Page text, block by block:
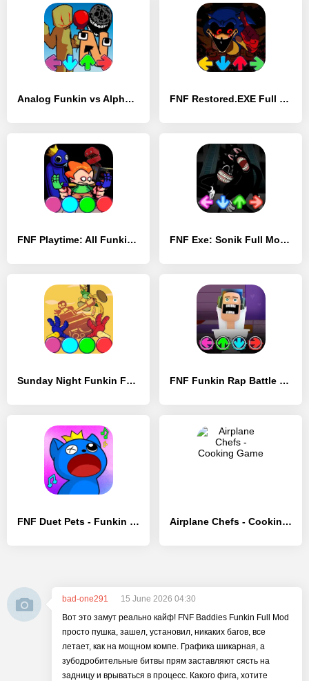
Analog Funkin vs Alphabet FNF - [MOD Бесконечные монеты] FNF Restored.EXE Full Mod 4.0 - [MOD Бесконечные монеты]
FNF Playtime: All Funkin Mod - [MOD Бесконечные деньги] FNF Exe: Sonik Full Mod - [MOD Много денег]
Sunday Night Funkin FNF Mod - [MOD Бесконечные монеты] FNF Funkin Rap Battle Full Mod - [MOD Бесконечные монеты]
FNF Duet Pets - Funkin Music - [MOD Бесконечные монеты] Airplane Chefs - Cooking Game
bad-one291
15 June 2026 04:30
Вот это замут реально кайф! FNF Baddies Funkin Full Mod
просто пушка, зашел, установил, никаких багов, все
летает, как на мощном компе. Графика шикарная, а
зубодробительные битвы прям заставляют сясть на
задницу и врываться в процесс. Какого фига, хотите